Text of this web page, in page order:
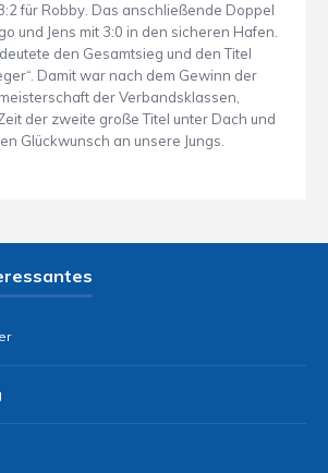
für Robby. Das anschließende Doppel
und Jens mit 3:0 in den sicheren Hafen.
den Gesamtsieg und den Titel
Damit war nach dem Gewinn der
der Verbandsklassen,
der zweite große Titel unter Dach und
Glückwunsch an unsere Jungs.